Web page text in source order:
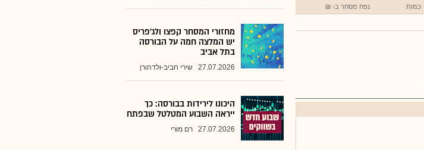
כמות נפח מסחר ב- ₪
מחזורי המסחר קפצו ולג'פריס
יש המלצה חמה על הבורסה
בתל אביב
27.07.2026 שירי חביב-ולדהורן
היכונו לירידות בבורסה: כך
ייראה השבוע המטלטל שבפתח
27.07.2026 רם מורי